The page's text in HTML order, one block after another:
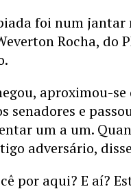
foi num jantar
Rocha, do
aproximou-se
senadores e
um a um.
adversário,
por aqui? E aí?